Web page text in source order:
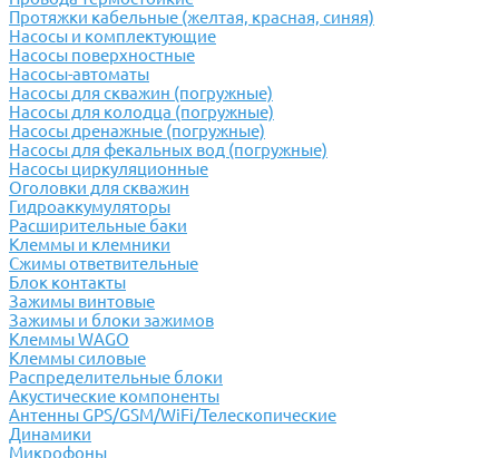
Протяжки кабельные (желтая, красная, синяя)
Насосы и комплектующие
Насосы поверхностные
Насосы-автоматы
Насосы для скважин (погружные)
Насосы для колодца (погружные)
Насосы дренажные (погружные)
Насосы для фекальных вод (погружные)
Насосы циркуляционные
Оголовки для скважин
Гидроаккумуляторы
Расширительные баки
Клеммы и клемники
Cжимы ответвительные
Блок контакты
Зажимы винтовые
Зажимы и блоки зажимов
Клеммы WAGO
Клеммы силовые
Распределительные блоки
Акустические компоненты
Антенны GPS/GSM/WiFi/Телескопические
Динамики
Микрофоны